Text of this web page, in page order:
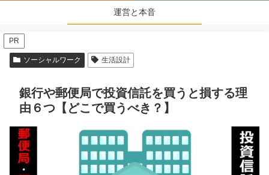
運営と本音
PR
ソーシャルワーク 生活設計
銀行や郵便局で投資信託を買うと損する理
由６つ【どこで買うべき？】